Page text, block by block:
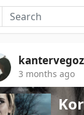
3 months ago